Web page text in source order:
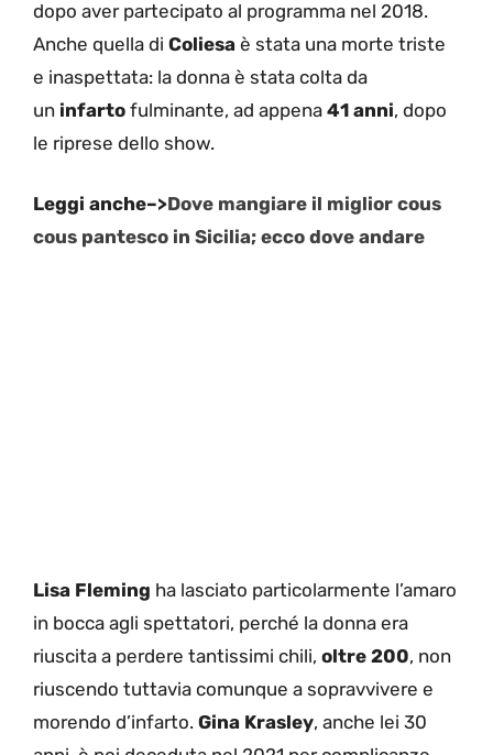
dopo aver partecipato al programma nel 2018.
Anche quella di Coliesa è stata una morte triste
e inaspettata: la donna è stata colta da
un infarto fulminante, ad appena 41 anni, dopo
le riprese dello show.
Leggi anche–>Dove mangiare il miglior cous
cous pantesco in Sicilia; ecco dove andare
Lisa Fleming ha lasciato particolarmente l’amaro
in bocca agli spettatori, perché la donna era
riuscita a perdere tantissimi chili, oltre 200, non
riuscendo tuttavia comunque a sopravvivere e
morendo d’infarto. Gina Krasley, anche lei 30